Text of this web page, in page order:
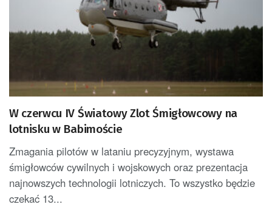
W czerwcu IV Światowy Zlot Śmigłowcowy na
lotnisku w Babimoście
Zmagania pilotów w lataniu precyzyjnym, wystawa
śmigłowców cywilnych i wojskowych oraz prezentacja
najnowszych technologii lotniczych. To wszystko będzie
czekać 13...